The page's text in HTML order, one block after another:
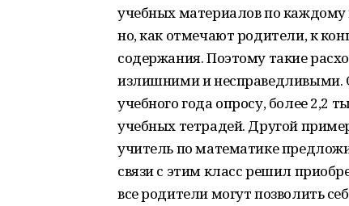
учебных материалов по
но, как отмечают родители, к
содержания. Поэтому такие
излишними и несправедливыми.
учебного года опросу, более 2,2
учебных тетрадей. Другой
учитель по математике
связи с этим класс решил
все родители могут позволить